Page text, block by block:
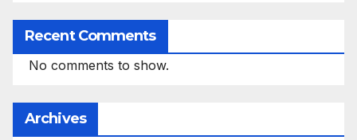
Recent Comments
No comments to show.
Archives